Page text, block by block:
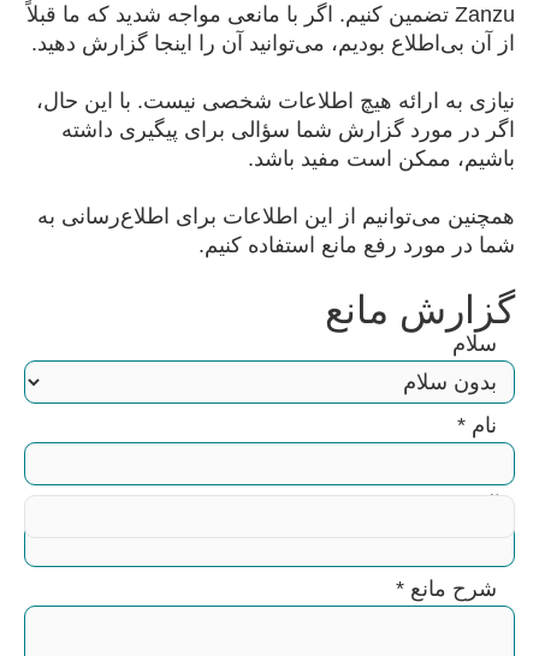
Zanzu تضمین کنیم. اگر با مانعی مواجه شدید که ما قبلاً
از آن بی‌اطلاع بودیم، می‌توانید آن را اینجا گزارش دهید.
نیازی به ارائه هیچ اطلاعات شخصی نیست. با این حال،
اگر در مورد گزارش شما سؤالی برای پیگیری داشته
باشیم، ممکن است مفید باشد.
همچنین می‌توانیم از این اطلاعات برای اطلاع‌رسانی به
شما در مورد رفع مانع استفاده کنیم.
گزارش مانع
سلام
نام *
شرح مانع *